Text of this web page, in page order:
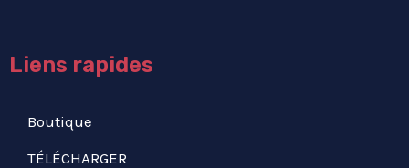
Liens rapides
Boutique
TÉLÉCHARGER